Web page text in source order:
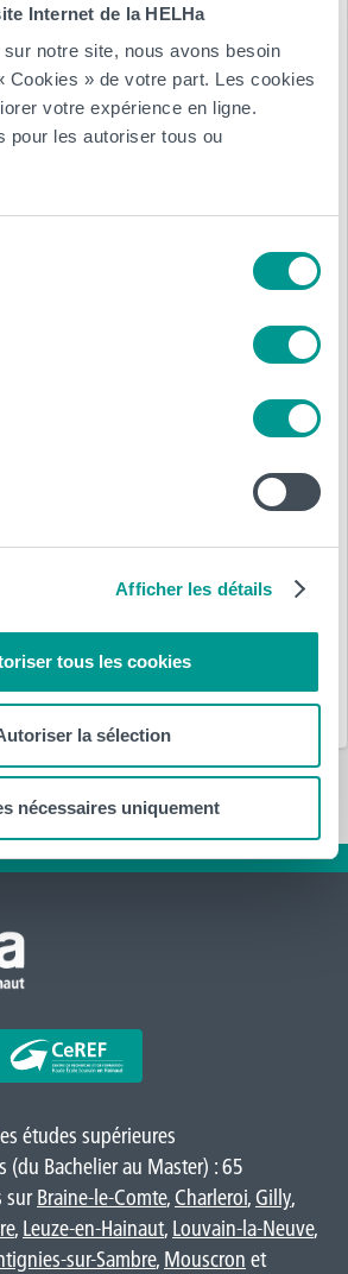
Internet de la HELHa
notre site, nous avons besoin
Cookies » de votre part. Les cookies
votre expérience en ligne.
pour les autoriser tous ou
Afficher les détails
tous les cookies
la sélection
nécessaires uniquement
HELHa
études supérieures
(du Bachelier au Master) : 65
surBraine-le-Comte, Charleroi, Gilly,
, Leuze-en-Hainaut, Louvain-la-Neuve,
sur-Sambre, Mouscron et